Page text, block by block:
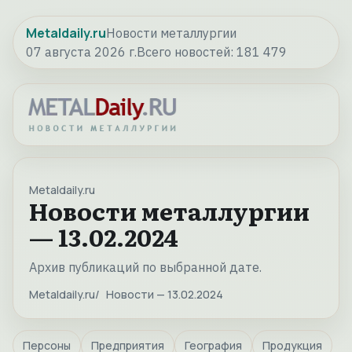
Metaldaily.ruНовости металлургии
07 августа 2026 г.Всего новостей: 181 479
Metaldaily.ru
Новости металлургии
— 13.02.2024
Архив публикаций по выбранной дате.
Metaldaily.ru Новости — 13.02.2024
Персоны Предприятия География Продукция